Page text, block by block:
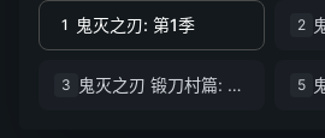
1 鬼灭之刃: 第1季 2
3 鬼灭之刃 锻刀村篇: 第3季 5